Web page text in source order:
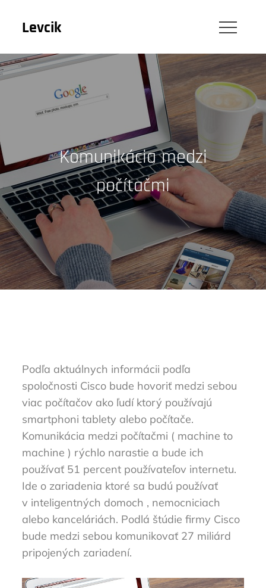
Levcik
Komunikácia medzi
počítačmi
Podľa aktuálnych informácii podľa
spoločnosti Cisco bude hovoriť medzi sebou
viac počítačov ako ľudí ktorý používajú
smartphoni tablety alebo počítače.
Komunikácia medzi počítačmi ( machine to
machine ) rýchlo narastie a bude ich
používať 51 percent používateľov internetu.
Ide o zariadenia ktoré sa budú používať
v inteligentných domoch , nemocniciach
alebo kanceláriách. Podlá štúdie firmy Cisco
bude medzi sebou komunikovať 27 miliárd
pripojených zariadení.